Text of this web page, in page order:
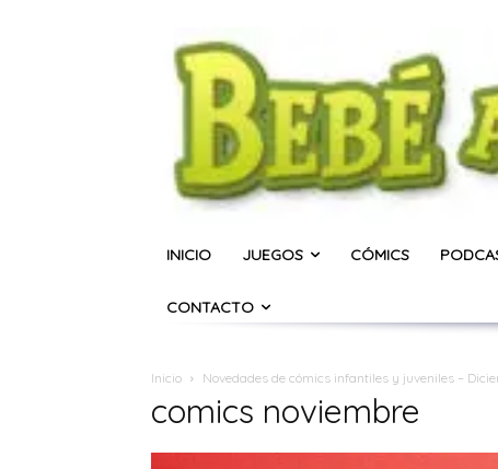
INICIO JUEGOS CÓMICS
CONTACTO
Inicio Novedades de cómics infantiles y juveniles –
comics noviembre